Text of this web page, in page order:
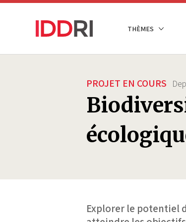
Aller
NAVIGATION
THÈMES
PROJET EN COURS
Explorer le potentiel